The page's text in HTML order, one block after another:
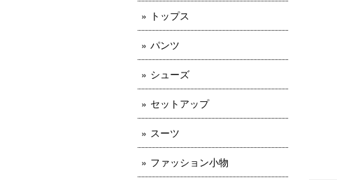
トップス
パンツ
シューズ
セットアップ
スーツ
ファッション小物